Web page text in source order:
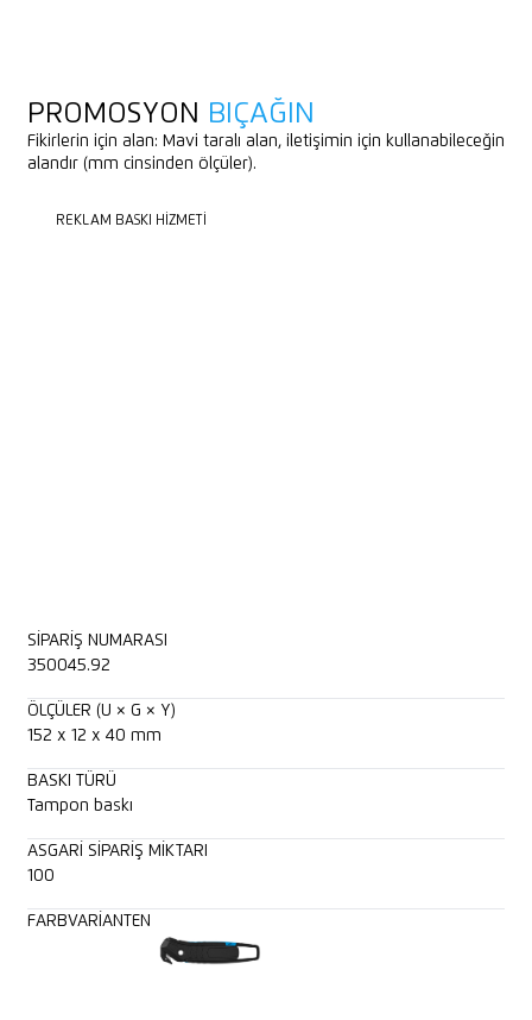
PROMOSYON BIÇAĞIN
Fikirlerin için alan: Mavi taralı alan, iletişimin için kullanabileceğin
alandır (mm cinsinden ölçüler).
REKLAM BASKI HIZMETI
SIPARIŞ NUMARASI
350045.92
ÖLÇÜLER (U × G × Y)
152 x 12 x 40 mm
BASKI TÜRÜ
Tampon baskı
ASGARI SIPARIŞ MIKTARI
100
FARBVARIANTEN